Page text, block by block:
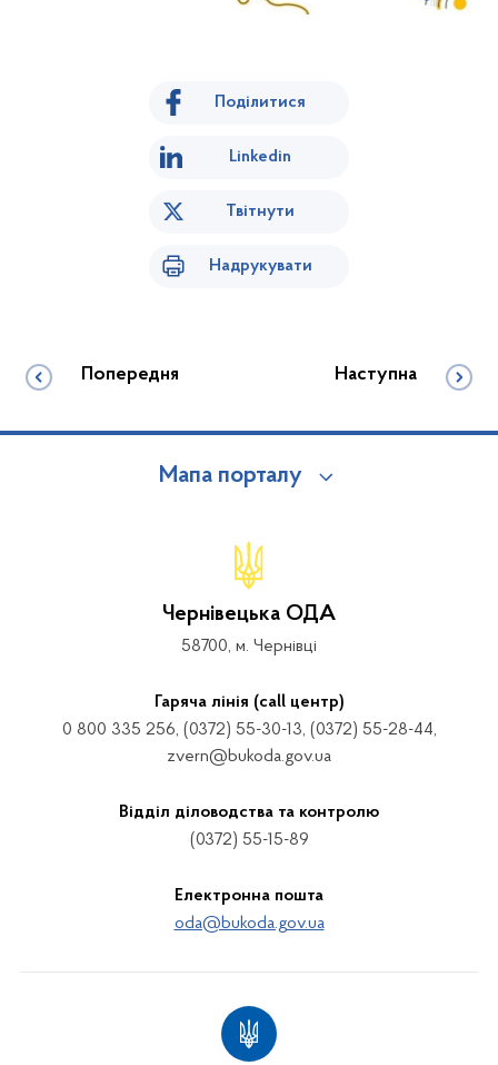
Поділитися
Linkedin
Твітнути
Надрукувати
Попередня Наступна
Мапа порталу
Чернівецька ОДА
58700, м. Чернівці
Гаряча лінія (call центр)
0 800 335 256, (0372) 55-30-13, (0372) 55-28-44,
zvern@bukoda.gov.ua
Відділ діловодства та контролю
(0372) 55-15-89
Електронна пошта
oda@bukoda.gov.ua